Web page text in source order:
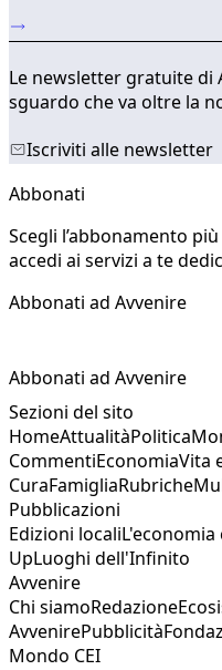
Le newsletter gratuite di
sguardo che va oltre la
Iscriviti alle newsletter
Abbonati
Scegli l’abbonamento
accedi ai servizi a te
Abbonati ad Avvenire
Abbonati ad Avvenire
Sezioni del sito
HomeAttualitàPolitica
CommentiEconomiaVita
CuraFamigliaRubriche
Pubblicazioni
Edizioni localiL'economia
UpLuoghi dell'Infinito
Avvenire
Chi siamoRedazione
AvvenirePubblicità
Mondo CEI